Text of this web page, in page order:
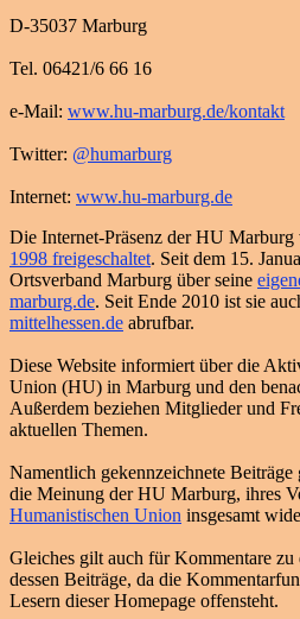
D-35037 Marburg
Tel. 06421/6 66 16
e-Mail: www.hu-marburg.de/kontakt
Twitter: @humarburg
Internet: www.hu-marburg.de
Die Internet-Präsenz der HU Marburg
1998 freigeschaltet. Seit dem 15.
Ortsverband Marburg über seine
marburg.de. Seit Ende 2010 ist sie
mittelhessen.de abrufbar.
Diese Website informiert über die
Union (HU) in Marburg und den
Außerdem beziehen Mitglieder und
aktuellen Themen.
Namentlich gekennzeichnete
die Meinung der HU Marburg, ihres
Humanistischen Union insgesamt
Gleiches gilt auch für Kommentare
dessen Beiträge, da die
Lesern dieser Homepage offensteht.